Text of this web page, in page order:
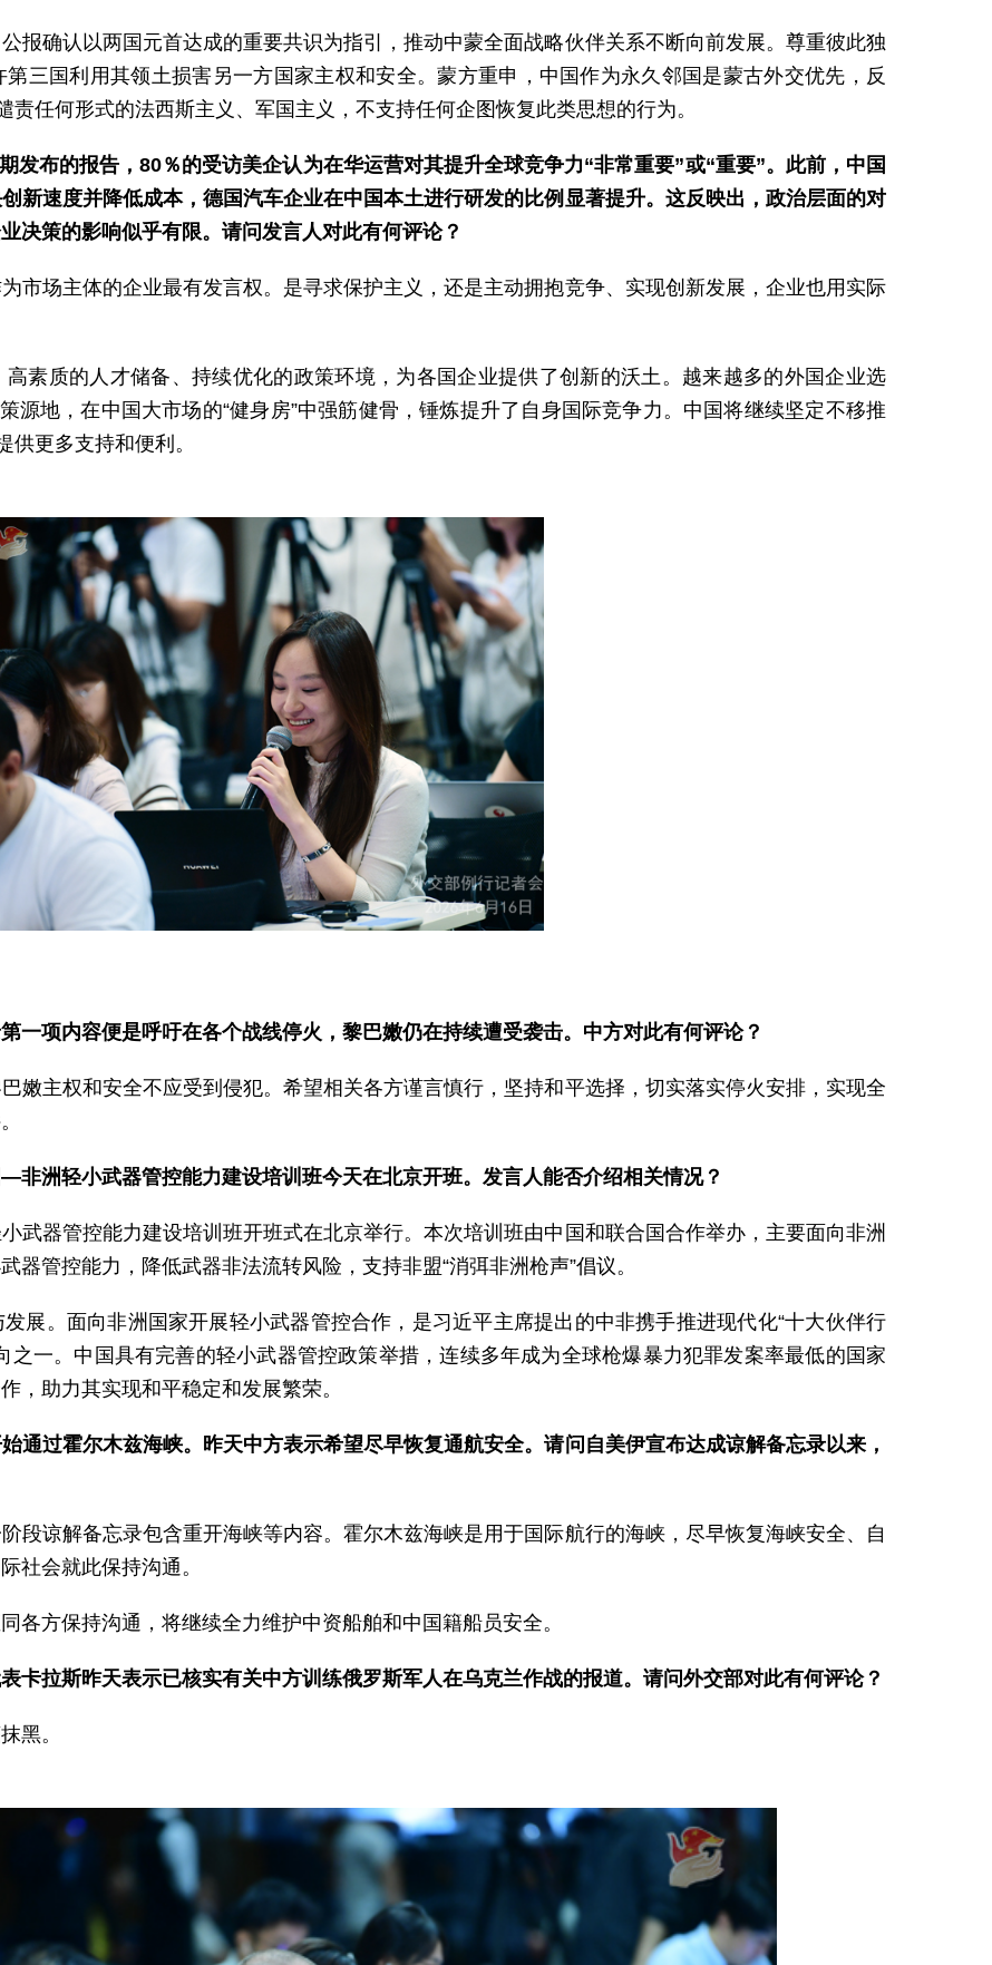
报确认以两国元首达成的重要共识为指引，推动中蒙全面战略伙伴关系不断向前发展。尊重彼此独
三国利用其领土损害另一方国家主权和安全。蒙方重申，中国作为永久邻国是蒙古外交优先，反
责任何形式的法西斯主义、军国主义，不支持任何企图恢复此类思想的行为。
发布的报告，80％的受访美企认为在华运营对其提升全球竞争力“非常重要”或“重要”。此前，中国
新速度并降低成本，德国汽车企业在中国本土进行研发的比例显著提升。这反映出，政治层面的对
决策的影响似乎有限。请问发言人对此有何评论？
市场主体的企业最有发言权。是寻求保护主义，还是主动拥抱竞争、实现创新发展，企业也用实际
素质的人才储备、持续优化的政策环境，为各国企业提供了创新的沃土。越来越多的外国企业选
源地，在中国大市场的“健身房”中强筋健骨，锤炼提升了自身国际竞争力。中国将继续坚定不移推
供更多支持和便利。
一项内容便是呼吁在各个战线停火，黎巴嫩仍在持续遭受袭击。中方对此有何评论？
嫩主权和安全不应受到侵犯。希望相关各方谨言慎行，坚持和平选择，切实落实停火安排，实现全
洲轻小武器管控能力建设培训班今天在北京开班。发言人能否介绍相关情况？
器管控能力建设培训班开班式在北京举行。本次培训班由中国和联合国合作举办，主要面向非洲
器管控能力，降低武器非法流转风险，支持非盟“消弭非洲枪声”倡议。
展。面向非洲国家开展轻小武器管控合作，是习近平主席提出的中非携手推进现代化“十大伙伴行
之一。中国具有完善的轻小武器管控政策举措，连续多年成为全球枪爆暴力犯罪发案率最低的国家
，助力其实现和平稳定和发展繁荣。
通过霍尔木兹海峡。昨天中方表示希望尽早恢复通航安全。请问自美伊宣布达成谅解备忘录以来，
段谅解备忘录包含重开海峡等内容。霍尔木兹海峡是用于国际航行的海峡，尽早恢复海峡安全、自
社会就此保持沟通。
各方保持沟通，将继续全力维护中资船舶和中国籍船员安全。
卡拉斯昨天表示已核实有关中方训练俄罗斯军人在乌克兰作战的报道。请问外交部对此有何评论？
黑。